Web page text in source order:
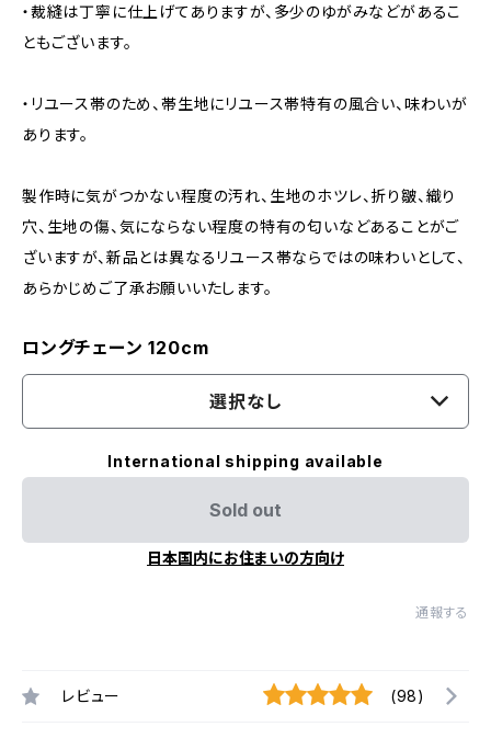
・裁縫は丁寧に仕上げてありますが、多少のゆがみなどがあるこ
ともございます。
・リユース帯のため、帯生地にリユース帯特有の風合い、味わいが
あります。
製作時に気がつかない程度の汚れ、生地のホツレ、折り皺、織り
穴、生地の傷、気にならない程度の特有の匂いなどあることがご
ざいますが、新品とは異なるリユース帯ならではの味わいとして、
あらかじめご了承お願いいたします。
ロングチェーン 120cm
選択なし
International shipping available
Sold out
日本国内にお住まいの方向け
通報する
レビュー (98)